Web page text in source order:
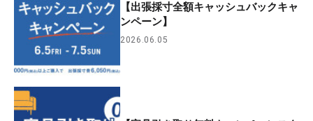
【出張採寸全額キャッシュバックキャ
ンペーン】
2026.06.05